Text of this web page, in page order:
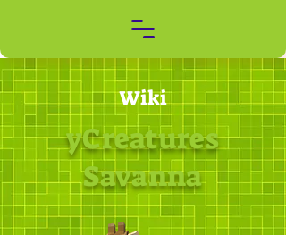
Wiki
yCreatures
Savanna